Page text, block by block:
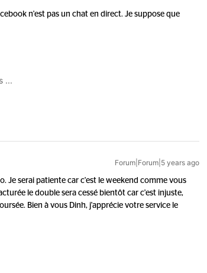
n'est pas un chat en direct. Je suppose que
...
Forum|Forum|5 years ago
Je serai patiente car c'est le weekend comme vous
le double sera cessé bientôt car c'est injuste,
Bien à vous Dinh, j'apprécie votre service le